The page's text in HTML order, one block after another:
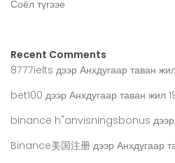
Соёл түгээе
Recent Comments
8777ielts дээр Анхдугаар таван
bet100 дээр Анхдугаар таван жил
binance h"anvisningsbonus дээр
Binance美国注册 дээр Анхдугаар